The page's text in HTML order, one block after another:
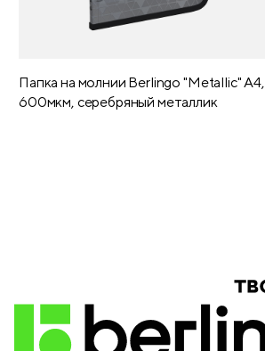
Папка на молнии Berlingo "Metallic" А4,
600мкм, серебряный металлик